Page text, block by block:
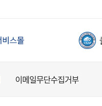
이메일무단수집거부